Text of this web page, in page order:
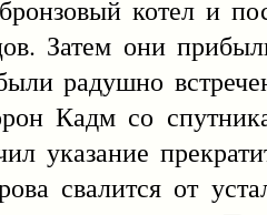
котел и
Затем они
радушно
Кадм со
указание
свалится от